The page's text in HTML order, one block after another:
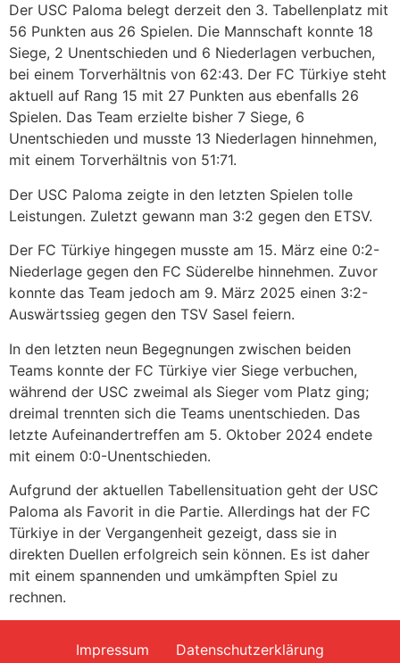
Der USC Paloma belegt derzeit den 3. Tabellenplatz mit
56 Punkten aus 26 Spielen. Die Mannschaft konnte 18
Siege, 2 Unentschieden und 6 Niederlagen verbuchen,
bei einem Torverhältnis von 62:43. Der FC Türkiye steht
aktuell auf Rang 15 mit 27 Punkten aus ebenfalls 26
Spielen. Das Team erzielte bisher 7 Siege, 6
Unentschieden und musste 13 Niederlagen hinnehmen,
mit einem Torverhältnis von 51:71. ​
Der USC Paloma zeigte in den letzten Spielen tolle
Leistungen. Zuletzt gewann man 3:2 gegen den ETSV.
Der FC Türkiye hingegen musste am 15. März eine 0:2-
Niederlage gegen den FC Süderelbe hinnehmen. Zuvor
konnte das Team jedoch am 9. März 2025 einen 3:2-
Auswärtssieg gegen den TSV Sasel feiern.​
In den letzten neun Begegnungen zwischen beiden
Teams konnte der FC Türkiye vier Siege verbuchen,
während der USC zweimal als Sieger vom Platz ging;
dreimal trennten sich die Teams unentschieden. Das
letzte Aufeinandertreffen am 5. Oktober 2024 endete
mit einem 0:0-Unentschieden. ​
Aufgrund der aktuellen Tabellensituation geht der USC
Paloma als Favorit in die Partie. Allerdings hat der FC
Türkiye in der Vergangenheit gezeigt, dass sie in
direkten Duellen erfolgreich sein können. Es ist daher
mit einem spannenden und umkämpften Spiel zu
rechnen.​
Impressum Datenschutzerklärung